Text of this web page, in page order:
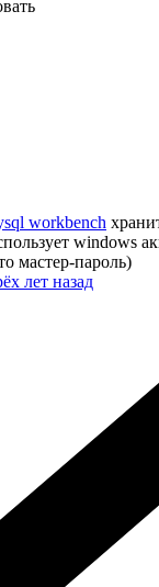
workbench
windows
мастер-пароль)
лет назад